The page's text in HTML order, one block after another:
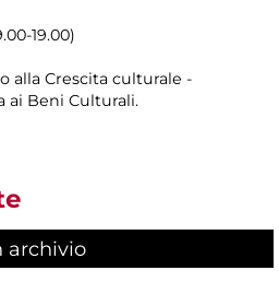
19.00)
alla Crescita culturale -
ai Beni Culturali.
archivio